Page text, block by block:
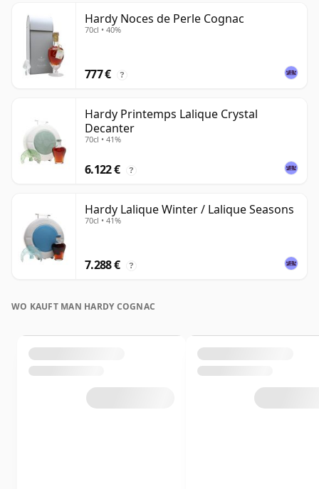
Hardy Noces de Perle Cognac
70cl • 40%
777 € ?
Hardy Printemps Lalique Crystal
Decanter
70cl • 41%
6.122 € ?
Hardy Lalique Winter / Lalique Seasons
70cl • 41%
7.288 € ?
WO KAUFT MAN HARDY COGNAC